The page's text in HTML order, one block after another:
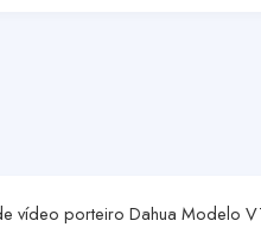
vídeo porteiro Dahua Modelo